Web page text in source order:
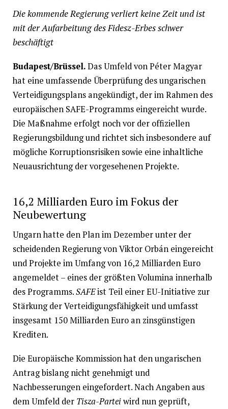
Die kommende Regierung verliert keine Zeit und ist
mit der Aufarbeitung des Fidesz-Erbes schwer
beschäftigt
Budapest/Brüssel.Das Umfeld von Péter Magyar
hat eine umfassende Überprüfung des ungarischen
Verteidigungsplans angekündigt, der im Rahmen des
europäischen SAFE-Programms eingereicht wurde.
Die Maßnahme erfolgt noch vor der offiziellen
Regierungsbildung und richtet sich insbesondere auf
mögliche Korruptionsrisiken sowie eine inhaltliche
Neuausrichtung der vorgesehenen Projekte.
16,2 Milliarden Euro im Fokus der
Neubewertung
Ungarn hatte den Plan im Dezember unter der
scheidenden Regierung von Viktor Orbán eingereicht
und Projekte im Umfang von 16,2 Milliarden Euro
angemeldet – eines der größten Volumina innerhalb
des Programms.SAFEist Teil einer EU-Initiative zur
Stärkung der Verteidigungsfähigkeit und umfasst
insgesamt 150 Milliarden Euro an zinsgünstigen
Krediten.
Die Europäische Kommission hat den ungarischen
Antrag bislang nicht genehmigt und
Nachbesserungen eingefordert. Nach Angaben aus
dem Umfeld der Tisza-Parteiwird nun geprüft,